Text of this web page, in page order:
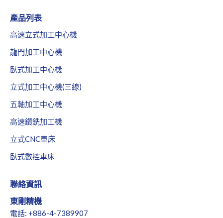
產品列表
高速立式加工中心機
龍門加工中心機
臥式加工中心機
立式加工中心機(三線)
五軸加工中心機
高速鑽銑加工機
立式CNC車床
臥式數控車床
聯絡資訊
東剛精機
電話: +886-4-7389907